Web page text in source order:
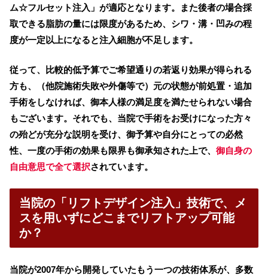
ム☆フルセット注入」が適応となります。また後者の場合採
取できる脂肪の量には限度があるため、シワ・溝・凹みの程
度が一定以上になると注入細胞が不足します。
従って、比較的低予算でご希望通りの若返り効果が得られる
方も、（他院施術失敗や外傷等で）元の状態が前処置・追加
手術をしなければ、御本人様の満足度を満たせられない場合
もございます。それでも、当院で手術をお受けになった方々
の殆どが充分な説明を受け、御予算や自分にとっての必然
性、一度の手術の効果も限界も御承知された上で、 御自身の
自由意思で全て選択されています。
当院の「リフトデザイン注入」技術で、メ
スを用いずにどこまでリフトアップ可能
か？
当院が2007年から開発していたもう一つの技術体系が、多数